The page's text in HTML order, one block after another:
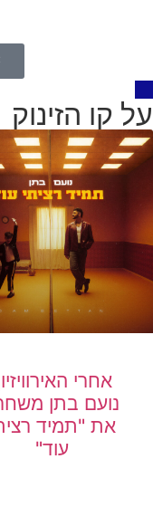
על קו הזינוק
אחרי
נועם בתן
את "תמיד
עוד"